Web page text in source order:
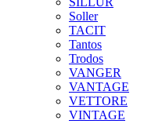
Soller
TACIT
Tantos
Trodos
VANGER
VANTAGE
VETTORE
VINTAGE